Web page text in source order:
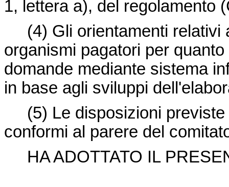
1, lettera a), del regolamento
(4) Gli orientamenti relativi
organismi pagatori per
domande mediante sistema
in base agli sviluppi
(5) Le disposizioni previste
conformi al parere del
HA ADOTTATO IL